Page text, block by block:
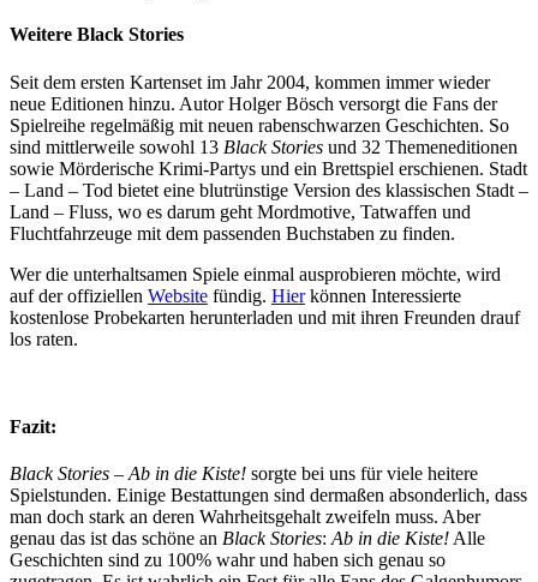
Weitere Black Stories
Seit dem ersten Kartenset im Jahr 2004, kommen immer wieder
neue Editionen hinzu. Autor Holger Bösch versorgt die Fans der
Spielreihe regelmäßig mit neuen rabenschwarzen Geschichten. So
sind mittlerweile sowohl 13 Black Stories und 32 Themeneditionen
sowie Mörderische Krimi-Partys und ein Brettspiel erschienen. Stadt
– Land – Tod bietet eine blutrünstige Version des klassischen Stadt –
Land – Fluss, wo es darum geht Mordmotive, Tatwaffen und
Fluchtfahrzeuge mit dem passenden Buchstaben zu finden.
Wer die unterhaltsamen Spiele einmal ausprobieren möchte, wird
auf der offiziellen Website fündig. Hierkönnen Interessierte
kostenlose Probekarten herunterladen und mit ihren Freunden drauf
los raten.
Fazit:
Black Stories – Ab in die Kiste! sorgte bei uns für viele heitere
Spielstunden. Einige Bestattungen sind dermaßen absonderlich, dass
man doch stark an deren Wahrheitsgehalt zweifeln muss. Aber
genau das ist das schöne an Black Stories: Ab in die Kiste! Alle
Geschichten sind zu 100% wahr und haben sich genau so